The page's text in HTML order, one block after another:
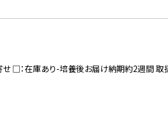
□：在庫あり-培養後お届け納期約2週間 取扱